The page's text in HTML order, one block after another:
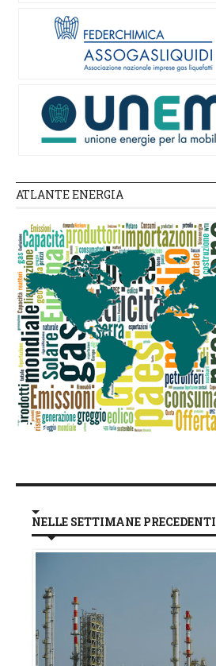
ATLANTE ENERGIA
NELLE SETTIMANE PRECEDENTI